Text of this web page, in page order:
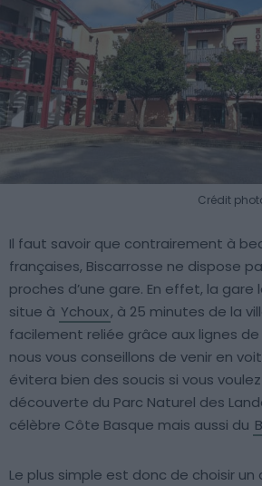
Crédit
Il faut savoir que contrairement à
françaises, Biscarrosse ne dispose
proches d’une gare. En effet, la gare
situe à Ychoux, à 25 minutes de la
facilement reliée grâce aux lignes de
nous vous conseillons de venir en
évitera bien des soucis si vous
découverte du Parc Naturel des
célèbre Côte Basque mais aussi du
Le plus simple est donc de choisir